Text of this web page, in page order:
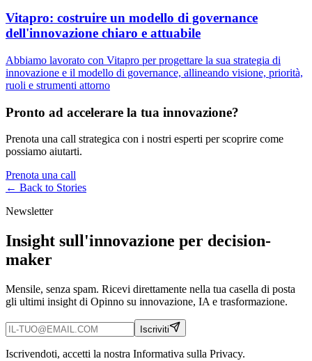
Vitapro: costruire un modello di governance
dell'innovazione chiaro e attuabile
Abbiamo lavorato con Vitapro per progettare la sua strategia di
innovazione e il modello di governance, allineando visione, priorità,
ruoli e strumenti attorno
Pronto ad accelerare la tua innovazione?
Prenota una call strategica con i nostri esperti per scoprire come
possiamo aiutarti.
Prenota una call
← Back to Stories
Newsletter
Insight sull'innovazione per decision-
maker
Mensile, senza spam. Ricevi direttamente nella tua casella di posta
gli ultimi insight di Opinno su innovazione, IA e trasformazione.
Iscriviti
Iscrivendoti, accetti la nostra Informativa sulla Privacy.